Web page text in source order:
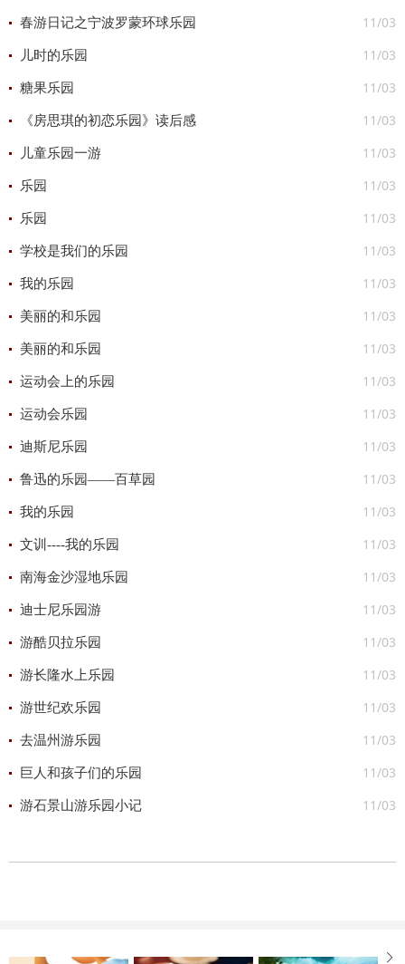
11/03
春游日记之宁波罗蒙环球乐园
11/03
儿时的乐园
11/03
糖果乐园
11/03
《房思琪的初恋乐园》读后感
11/03
儿童乐园一游
11/03
乐园
11/03
乐园
11/03
学校是我们的乐园
11/03
我的乐园
11/03
美丽的和乐园
11/03
美丽的和乐园
11/03
运动会上的乐园
11/03
运动会乐园
11/03
迪斯尼乐园
11/03
鲁迅的乐园——百草园
11/03
我的乐园
11/03
文训----我的乐园
11/03
南海金沙湿地乐园
11/03
迪士尼乐园游
11/03
游酷贝拉乐园
11/03
游长隆水上乐园
11/03
游世纪欢乐园
11/03
去温州游乐园
11/03
巨人和孩子们的乐园
11/03
游石景山游乐园小记
